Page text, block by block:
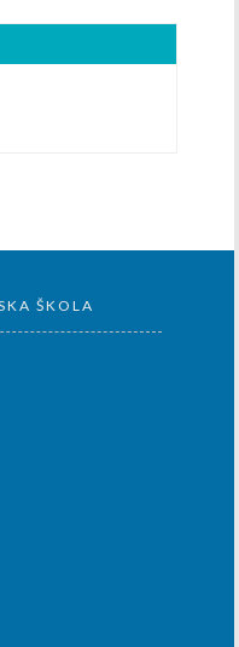
ŠKOLA